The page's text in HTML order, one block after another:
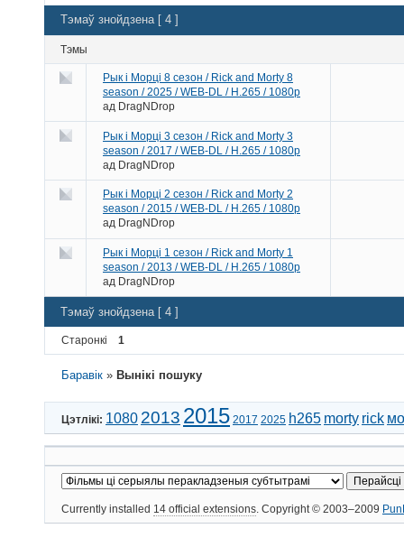
Тэмаў знойдзена [ 4 ]
Тэмы
Рык і Морці 8 сезон / Rick and Morty 8
season / 2025 / WEB-DL / H.265 / 1080p
ад DragNDrop
Рык і Морці 3 сезон / Rick and Morty 3
season / 2017 / WEB-DL / H.265 / 1080p
ад DragNDrop
Рык і Морці 2 сезон / Rick and Morty 2
season / 2015 / WEB-DL / H.265 / 1080p
ад DragNDrop
Рык і Морці 1 сезон / Rick and Morty 1
season / 2013 / WEB-DL / H.265 / 1080p
ад DragNDrop
Тэмаў знойдзена [ 4 ]
Старонкі 1
Баравік » Вынікі пошуку
Цэтлікі: 1080 2013 2015 2017 2025 h265 morty rick
Currently installed 14 official extensions . Copyright © 2003–2009